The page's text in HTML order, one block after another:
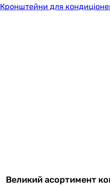
Кронштейни для
Великий асортимент